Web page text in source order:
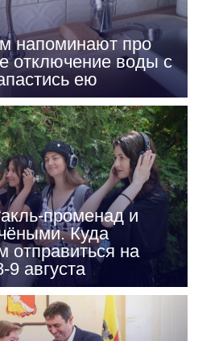
напоминают про
отключение воды с
ею
променад и
Куда
отправиться на
августа